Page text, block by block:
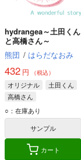
hydrangea～土田くん
と高橋さん～
熊団 / はらだなおみ
432 円 （税込）
オリジナル
土田くん
高橋さん
○：在庫あり
サンプル
カート